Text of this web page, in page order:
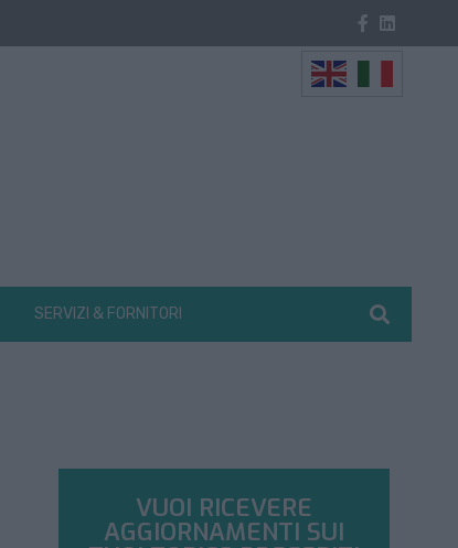
SERVIZI & FORNITORI
VUOI RICEVERE
AGGIORNAMENTI SUI